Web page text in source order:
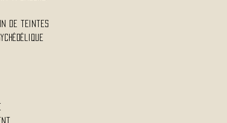
de teintes